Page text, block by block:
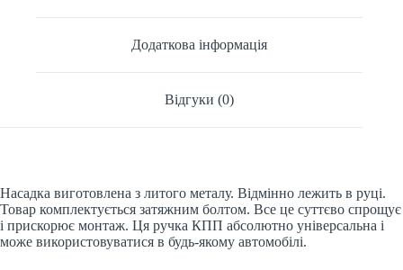
Додаткова інформація
Відгуки (0)
Насадка виготовлена з литого металу. Відмінно лежить в руці.
Товар комплектується затяжним болтом. Все це суттєво спрощує
і прискорює монтаж. Ця ручка КПП абсолютно універсальна і
може використовуватися в будь-якому автомобілі.